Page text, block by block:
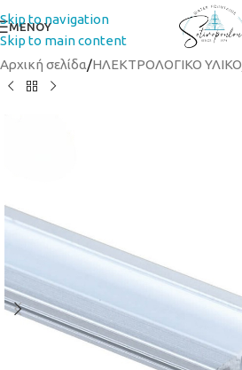
Skip to navigation
Skip to main content
ΜΕΝΟΥ
Αρχική σελίδα/ΗΛΕΚΤΡΟΛΟΓΙΚΟ ΥΛΙΚΟ